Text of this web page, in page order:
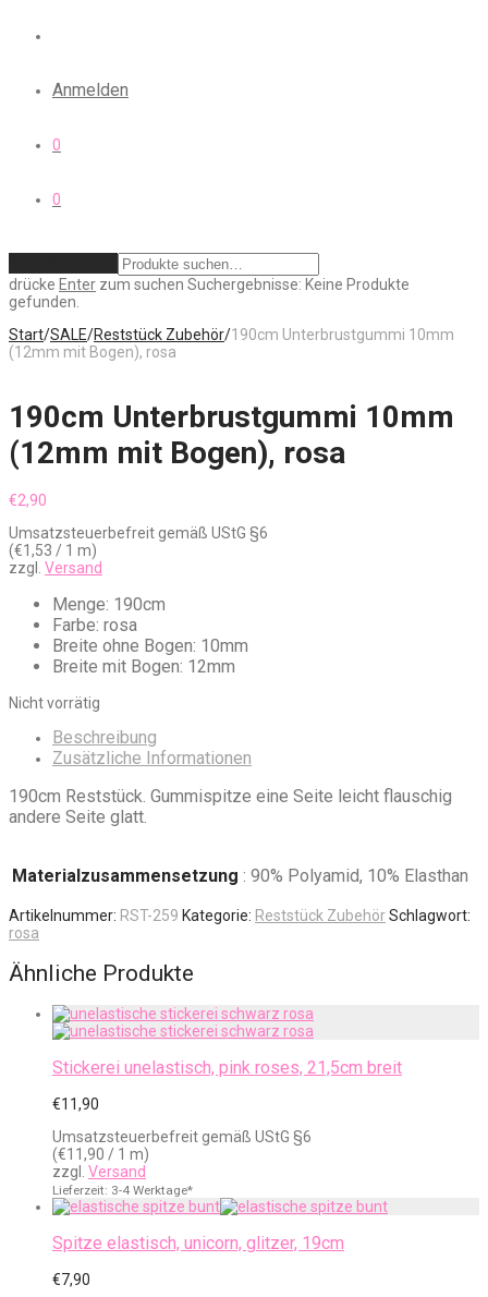
Anmelden
0
0
drücke Enter zum suchen Suchergebnisse: Keine Produkte
gefunden.
Start/SALE/Reststück Zubehör/190cm Unterbrustgummi 10mm
(12mm mit Bogen), rosa
190cm Unterbrustgummi 10mm
(12mm mit Bogen), rosa
€2,90
Umsatzsteuerbefreit gemäß UStG §6
(€1,53 / 1 m)
zzgl. Versand
Menge: 190cm
Farbe: rosa
Breite ohne Bogen: 10mm
Breite mit Bogen: 12mm
Nicht vorrätig
Beschreibung
Zusätzliche Informationen
190cm Reststück. Gummispitze eine Seite leicht flauschig
andere Seite glatt.
Materialzusammensetzung : 90% Polyamid, 10% Elasthan
Artikelnummer: RST-259 Kategorie: Reststück ZubehörSchlagwort:
rosa
Ähnliche Produkte
Stickerei unelastisch, pink roses, 21,5cm breit
€11,90
Umsatzsteuerbefreit gemäß UStG §6
(€11,90 / 1 m)
zzgl. Versand
Lieferzeit: 3-4 Werktage*
Spitze elastisch, unicorn, glitzer, 19cm
€7,90